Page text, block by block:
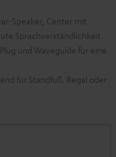
Speaker, Center mit
Sprachverständlichkeit
und Waveguide für eine
für Standfuß, Regal oder